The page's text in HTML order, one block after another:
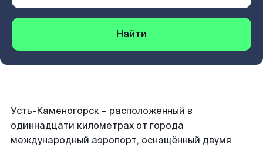
Найти
Усть-Каменогорск – расположенный в
одиннадцати километрах от города
международный аэропорт, оснащённый двумя